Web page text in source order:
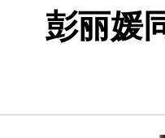
彭丽媛